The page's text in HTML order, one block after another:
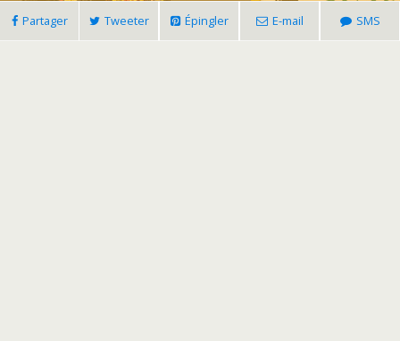
Partager Tweeter Épingler E-mail SMS